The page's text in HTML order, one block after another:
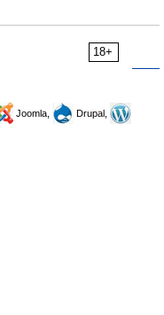
18+
Joomla,
Drupal,